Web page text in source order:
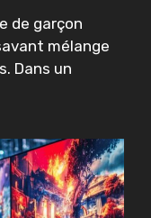
de garçon
mélange
Dans un